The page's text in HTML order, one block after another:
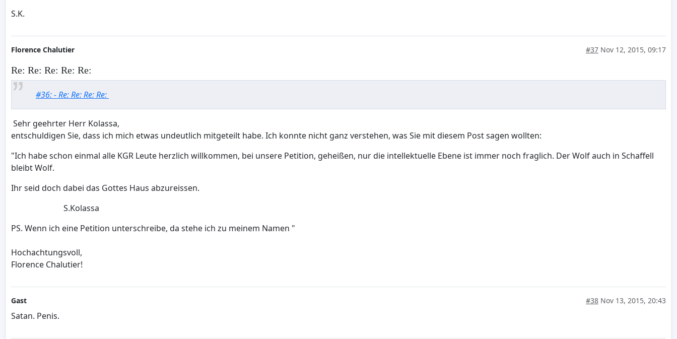
S.K.
Florence Chalutier #37 Nov 12, 2015, 09:17
Re: Re: Re: Re: Re:
#36: - Re: Re: Re: Re:
Sehr geehrter Herr Kolassa,
entschuldigen Sie, dass ich mich etwas undeutlich mitgeteilt habe. Ich konnte nicht ganz verstehen, was Sie mit diesem Post sagen wollten:
"Ich habe schon einmal alle KGR Leute herzlich willkommen, bei unsere Petition, geheißen, nur die intellektuelle Ebene ist immer noch fraglich. Der Wolf auch in Schaffell
bleibt Wolf.
Ihr seid doch dabei das Gottes Haus abzureissen.
S.Kolassa
PS. Wenn ich eine Petition unterschreibe, da stehe ich zu meinem Namen "
Hochachtungsvoll,
Florence Chalutier!
Gast #38 Nov 13, 2015, 20:43
Satan. Penis.